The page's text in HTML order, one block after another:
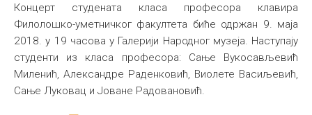
Концерт студената класа професора клавира
Филолошко-уметничког факултета биће одржан 9. маја
2018. у 19 часова у Галерији Народног музеја. Наступају
студенти из класа професора: Сање Вукосављевић
Миленић, Александре Раденковић, Виолете Васиљевић,
Сање Луковац и Јоване Радовановић.